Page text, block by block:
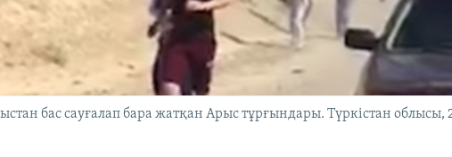
бас сауғалап бара жатқан Арыс тұрғындары. Түркістан облысы,